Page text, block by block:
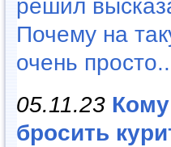
решил
Почему на
очень
05.11.23 Кому
бросить